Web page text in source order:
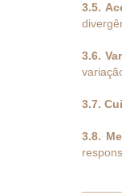
3.5.
3.6.
3.7.
3.8.